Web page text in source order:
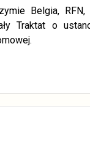
Belgia,
Traktat o